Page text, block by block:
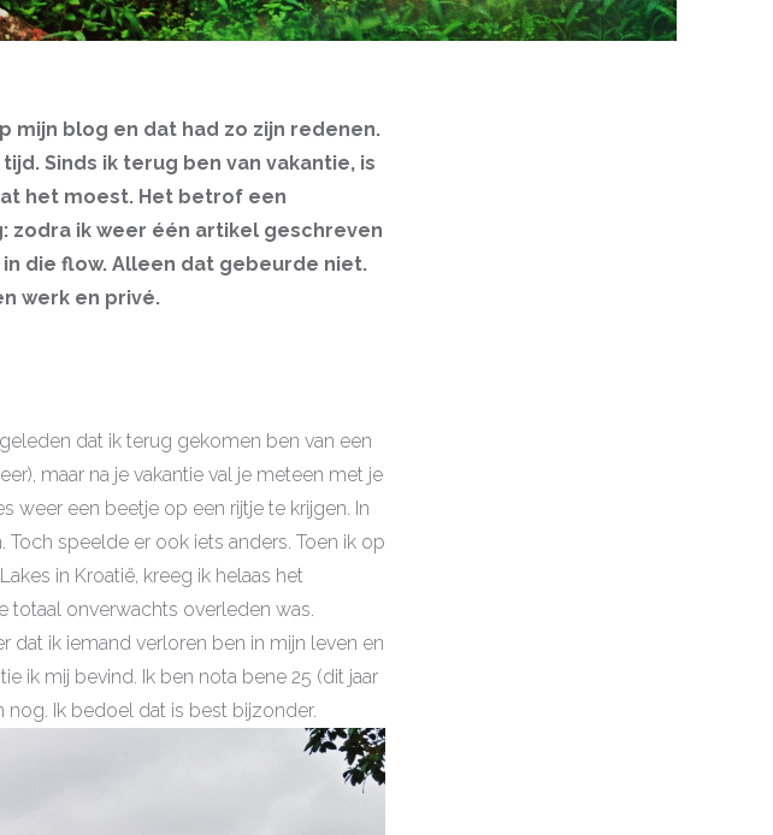
mijn blog en dat had zo zijn redenen.
Sinds ik terug ben van vakantie, is
het moest. Het betrof een
zodra ik weer één artikel geschreven
die flow. Alleen dat gebeurde niet.
werk en privé.
dat ik terug gekomen ben van een
maar na je vakantie val je meteen met je
weer een beetje op een rijtje te krijgen. In
speelde er ook iets anders. Toen ik op
in Kroatië, kreeg ik helaas het
totaal onverwachts overleden was.
dat ik iemand verloren ben in mijn leven en
ik mij bevind. Ik ben nota bene 25 (dit jaar
nog. Ik bedoel dat is best bijzonder.